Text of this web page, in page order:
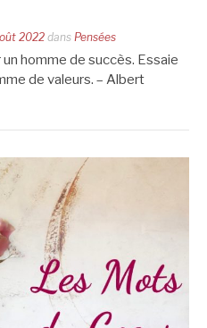
2022 dans Pensées
homme de succès. Essaie
de valeurs. – Albert